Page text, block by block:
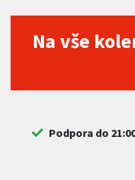
Na vše
Podpora do